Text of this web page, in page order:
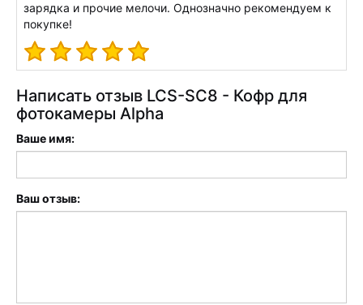
зарядка и прочие мелочи. Однозначно рекомендуем к
покупке!
Написать отзыв LCS-SC8 - Кофр для
фотокамеры Alpha
Ваше имя:
Ваш отзыв: